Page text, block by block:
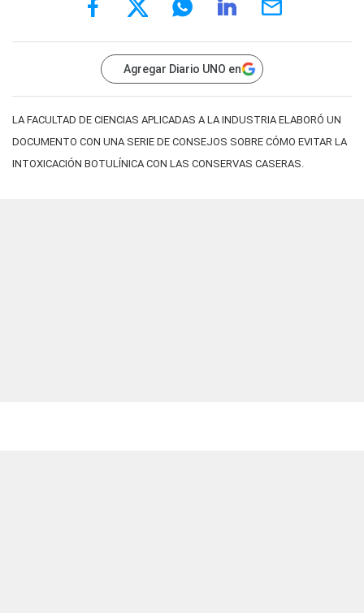
Agregar Diario UNO en
LA FACULTAD DE CIENCIAS APLICADAS A LA INDUSTRIA ELABORÓ UN
DOCUMENTO CON UNA SERIE DE CONSEJOS SOBRE CÓMO EVITAR LA
INTOXICACIÓN BOTULÍNICA CON LAS CONSERVAS CASERAS.